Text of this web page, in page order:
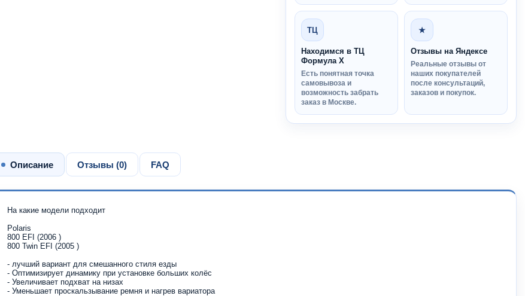
ТЦ
Находимся в ТЦ
Формула Х
Есть понятная точка
самовывоза и
возможность забрать
заказ в Москве.
★
Отзывы на Яндексе
Реальные отзывы от
наших покупателей
после консультаций,
заказов и покупок.
Описание Отзывы (0) FAQ
На какие модели подходит
Polaris
800 EFI (2006 )
800 Twin EFI (2005 )
- лучший вариант для смешанного стиля езды
- Оптимизирует динамику при установке больших колёс
- Увеличивает подхват на низах
- Уменьшает проскальзывание ремня и нагрев вариатора